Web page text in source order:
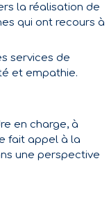
la réalisation de
qui ont recours à
services de
et empathie.
en charge, à
fait appel à la
une perspective